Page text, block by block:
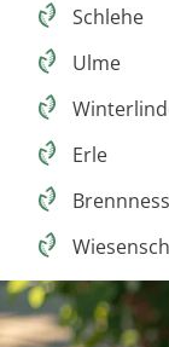
Schlehe
Ulme
Erle